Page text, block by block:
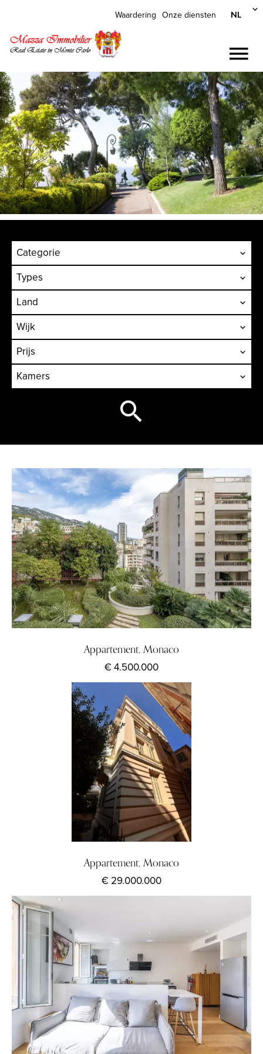
Waardering Onze diensten NL
Categorie
Types
Land
Wijk
Prijs
Kamers
Appartement, Monaco
€ 4.500.000
Appartement, Monaco
€ 29.000.000